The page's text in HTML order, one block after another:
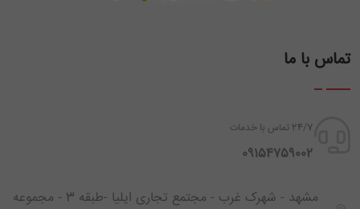
تماس با ما
24/7 تماس با خدمات
‪ 09154759002
مشهد - شهرک غرب - مجتمع تجاری ایلیا -طبقه 3 - مجموعه